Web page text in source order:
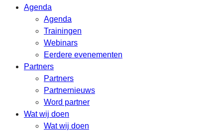
Agenda
Agenda
Trainingen
Webinars
Eerdere evenementen
Partners
Partners
Partnernieuws
Word partner
Wat wij doen
Wat wij doen